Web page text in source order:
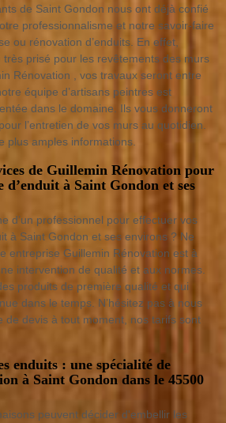
de Saint Gondon nous ont déjà confié
professionnalisme et notre savoir-faire
ou rénovation d’enduits. En effet,
très prisé pour les revêtements des murs
Rénovation , vos travaux seront entre
équipe d’artisans peintres est
dans le domaine. Ils vous donneront
l’entretien de vos murs au quotidien.
plus amples informations.
de Guillemin Rénovation pour
d’enduit à Saint Gondon et ses
d’un professionnel pour effectuer vos
à Saint Gondon et ses environs ? Ne
entreprise Guillemin Rénovation est à
intervention de qualité et aux normes.
produits de première qualité et qui
dans le temps. N’hésitez pas à nous
de devis à tout moment, nos tarifs sont
enduits : une spécialité de
à Saint Gondon dans le 45500
peuvent décider d'embellir les